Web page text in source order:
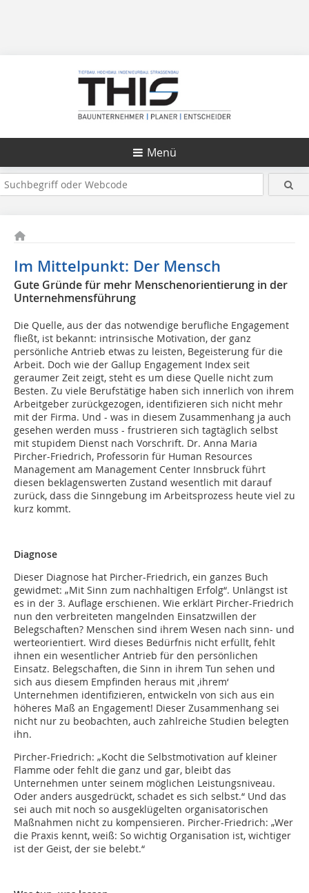
Menü
Im Mittelpunkt: Der Mensch
Gute Gründe für mehr Menschenorientierung in der
Unternehmensführung
Die Quelle, aus der das notwendige berufliche Engagement
fließt, ist bekannt: intrinsische Motivation, der ganz
persönliche Antrieb etwas zu leisten, Begeisterung für die
Arbeit. Doch wie der Gallup Engagement Index seit
geraumer Zeit zeigt, steht es um diese Quelle nicht zum
Besten. Zu viele Berufstätige haben sich innerlich von ihrem
Arbeitgeber zurückgezogen, identifizieren sich nicht mehr
mit der Firma. Und - was in diesem Zusammenhang ja auch
gesehen werden muss - frustrieren sich tagtäglich selbst
mit stupidem Dienst nach Vorschrift. Dr. Anna Maria
Pircher-Friedrich, Professorin für Human Resources
Management am Management Center Innsbruck führt
diesen beklagenswerten Zustand wesentlich mit darauf
zurück, dass die Sinngebung im Arbeitsprozess heute viel zu
kurz kommt.
Diagnose
Dieser Diagnose hat Pircher-Friedrich, ein ganzes Buch
gewidmet: „Mit Sinn zum nachhaltigen Erfolg“. Unlängst ist
es in der 3. Auflage erschienen. Wie erklärt Pircher-Friedrich
nun den verbreiteten mangelnden Einsatzwillen der
Belegschaften? Menschen sind ihrem Wesen nach sinn- und
werteorientiert. Wird dieses Bedürfnis nicht erfüllt, fehlt
ihnen ein wesentlicher Antrieb für den persönlichen
Einsatz. Belegschaften, die Sinn in ihrem Tun sehen und
sich aus diesem Empfinden heraus mit ‚ihrem‘
Unternehmen identifizieren, entwickeln von sich aus ein
höheres Maß an Engagement! Dieser Zusammenhang sei
nicht nur zu beobachten, auch zahlreiche Studien belegten
ihn.
Pircher-Friedrich: „Kocht die Selbstmotivation auf kleiner
Flamme oder fehlt die ganz und gar, bleibt das
Unternehmen unter seinem möglichen Leistungsniveau.
Oder anders ausgedrückt, schadet es sich selbst.“ Und das
sei auch mit noch so ausgeklügelten organisatorischen
Maßnahmen nicht zu kompensieren. Pircher-Friedrich: „Wer
die Praxis kennt, weiß: So wichtig Organisation ist, wichtiger
ist der Geist, der sie belebt.“